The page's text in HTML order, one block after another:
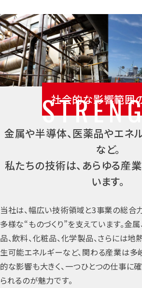
社会的な影響範囲
金属や半導体、医薬品やエネ
など。
私たちの技術は、あらゆる産
います。
当社は、幅広い技術領域と3事業の総合
多様な“ものづくり”を支えています。金属
品、飲料、化粧品、化学製品、さらには地
生可能エネルギーなど、関わる産業は多
的な影響も大きく、一つひとつの仕事に
られるのが魅力です。